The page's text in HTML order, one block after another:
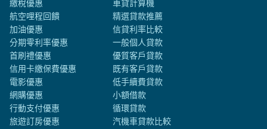
繳稅優惠
航空哩程回饋
加油優惠
分期零利率優惠
首刷禮優惠
信用卡繳保費優惠
電影優惠
網購優惠
行動支付優惠
旅遊訂房優惠
車貸計算機
精選貸款推薦
信貸利率比較
一般個人貸款
優質客戶貸款
既有客戶貸款
低手續費貸款
小額借款
循環貸款
汽機車貸款比較